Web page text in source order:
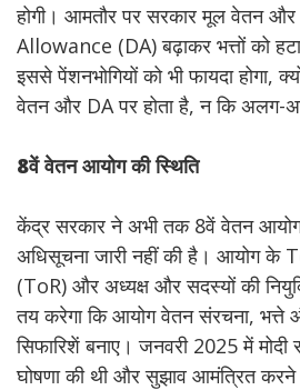
होगी। आमतौर पर सरकार मूल वेतन
Allowance (DA) बढ़ाकर भत्तों को
इससे पेंशनभोगियों को भी फायदा होगा,
वेतन और DA पर होता है, न कि अलग-
8वें वेतन आयोग की स्थिति
केंद्र सरकार ने अभी तक 8वें वेतन
अधिसूचना जारी नहीं की है। आयोग
(ToR) और अध्यक्ष और सदस्यों की
तय करेगा कि आयोग वेतन संरचना, भत्ते
सिफारिशें बनाए। जनवरी 2025 में
घोषणा की थी और सुझाव आमंत्रित